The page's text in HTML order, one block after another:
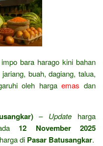
bara harago kini bahan
buah, dagiang, talua,
oleh hargaemas dan
– Update harga
12 November 2025
di Pasar Batusangkar.